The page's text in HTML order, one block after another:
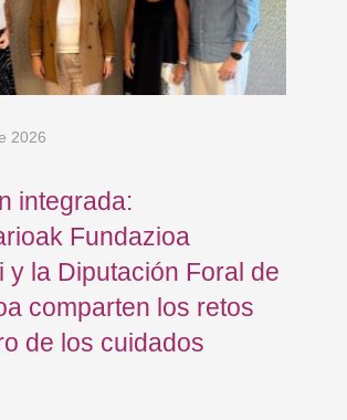
2026
integrada:
Fundazioa
y la Diputación Foral de
comparten los retos
de los cuidados